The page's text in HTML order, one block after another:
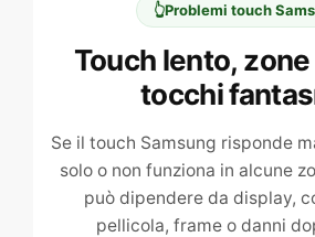
👆Problemi touch
Touch lento,
tocchi
Se il touch Samsung risponde
solo o non funziona in alcune
può dipendere da display,
pellicola, frame o danni